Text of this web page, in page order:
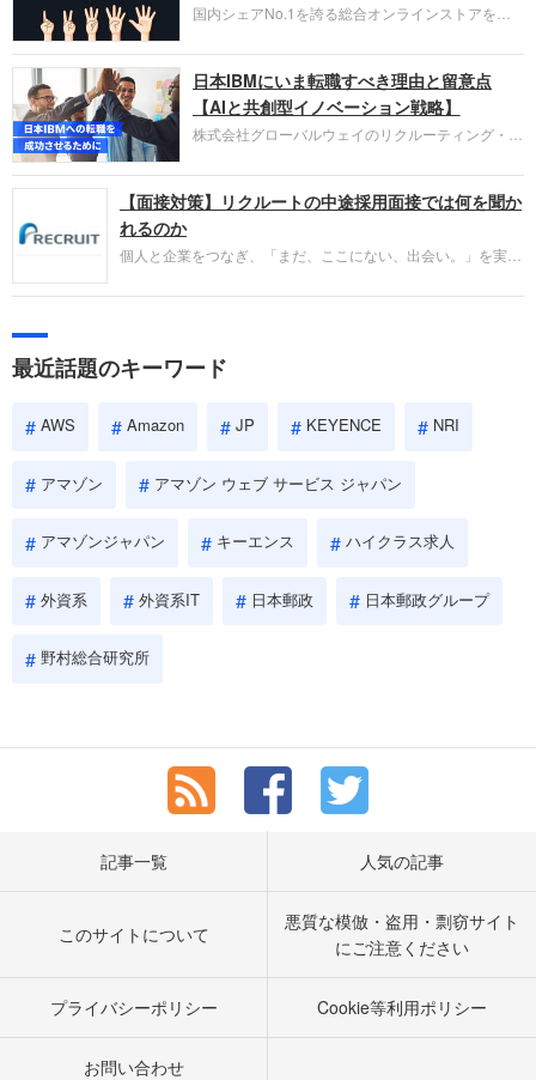
社です。採用面接対策の企業研究にご活用くださ
い。
国内シェアNo.1を誇る総合オンラインストアを運
圧倒的な存在感を持つAmazon。中途採用面接では
過去の具体的な業務成果やリーダーシップの発揮、
失敗からの学びが重視され、人間性やカルチャーフ
ィットも評価対象となり、長期的に成長できる仲間
であるかを多角的に審査されます。
日本IBMにいま転職すべき理由と留意点
【AIと共創型イノベーション戦略】
株式会社グローバルウェイのリクルーティング・パ
パーソンが利用する企業口コミサイト「キャリコ
ネ」の転職エージェントがお勧めするイチオシ企業
IBMです。採用面接対策の企業研究にご活用くださ
い。
【面接対策】リクルートの中途採用面接では何を聞か
れるのか
個人と企業をつなぎ、「まだ、ここにない、出会い。」を実現
やこれまでの成果を具体的に問われるほか、「人間性」も評価
しょう。
最近話題のキーワード
AWS Amazon JP KEYENCE NRI
アマゾン アマゾン ウェブ サービス ジャパン
アマゾンジャパン キーエンス ハイクラス求人
外資系 外資系IT 日本郵政 日本郵政グループ
野村総合研究所
記事一覧 人気の記事
このサイトについて
悪質な模倣・盗用・剽窃サイト
にご注意ください
プライバシーポリシー Cookie等利用ポリシー
お問い合わせ